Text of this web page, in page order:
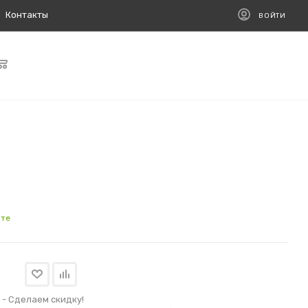
Контакты ВОЙТИ
Сделаем скидку!